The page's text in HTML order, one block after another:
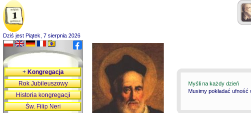
Dziś jest Piątek, 7 sierpnia 2026
Myśli na każdy dzień
Musimy pokładać
+Kongregacja
Rok Jubileuszowy
Historia kongregacji
Św. Filip Neri